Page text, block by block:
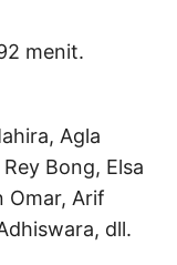
menit.
Agla
Bong, Elsa
Omar, Arif
dll.